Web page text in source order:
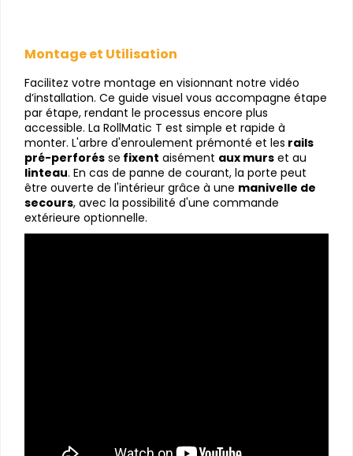
Montage et Utilisation
Facilitez votre montage en visionnant notre vidéo
d’installation. Ce guide visuel vous accompagne étape
par étape, rendant le processus encore plus
accessible. La RollMatic T est simple et rapide à
monter. L'arbre d'enroulement prémonté et les rails
pré-perforés se fixent aisément aux murs et au
linteau. En cas de panne de courant, la porte peut
être ouverte de l'intérieur grâce à une manivelle de
secours, avec la possibilité d'une commande
extérieure optionnelle.